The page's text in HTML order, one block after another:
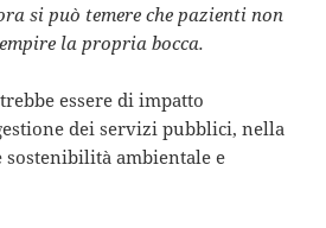
si può temere che pazienti non
la propria bocca.
essere di impatto
dei servizi pubblici, nella
ambientale e